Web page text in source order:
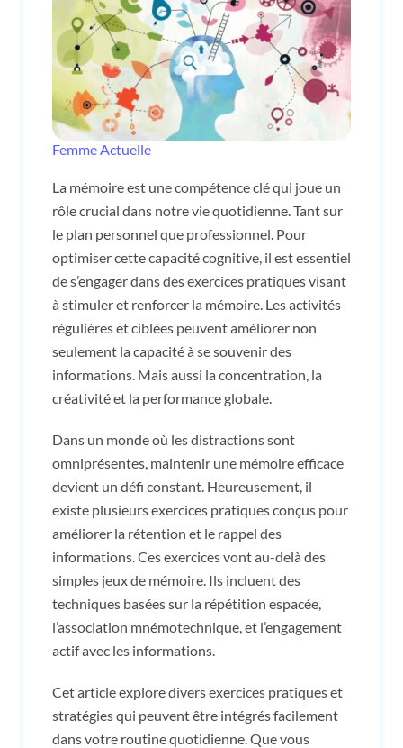
Femme Actuelle
La mémoire est une compétence clé qui joue un
rôle crucial dans notre vie quotidienne. Tant sur
le plan personnel que professionnel. Pour
optimiser cette capacité cognitive, il est essentiel
de s’engager dans des exercices pratiques visant
à stimuler et renforcer la mémoire. Les activités
régulières et ciblées peuvent améliorer non
seulement la capacité à se souvenir des
informations. Mais aussi la concentration, la
créativité et la performance globale.
Dans un monde où les distractions sont
omniprésentes, maintenir une mémoire efficace
devient un défi constant. Heureusement, il
existe plusieurs exercices pratiques conçus pour
améliorer la rétention et le rappel des
informations. Ces exercices vont au-delà des
simples jeux de mémoire. Ils incluent des
techniques basées sur la répétition espacée,
l’association mnémotechnique, et l’engagement
actif avec les informations.
Cet article explore divers exercices pratiques et
stratégies qui peuvent être intégrés facilement
dans votre routine quotidienne. Que vous